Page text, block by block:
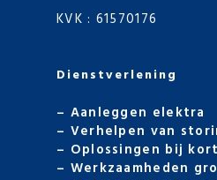
KVK : 61570176
Dienstverlening
– Aanleggen elektra
– Verhelpen van
– Oplossingen bij
– Werkzaamheden